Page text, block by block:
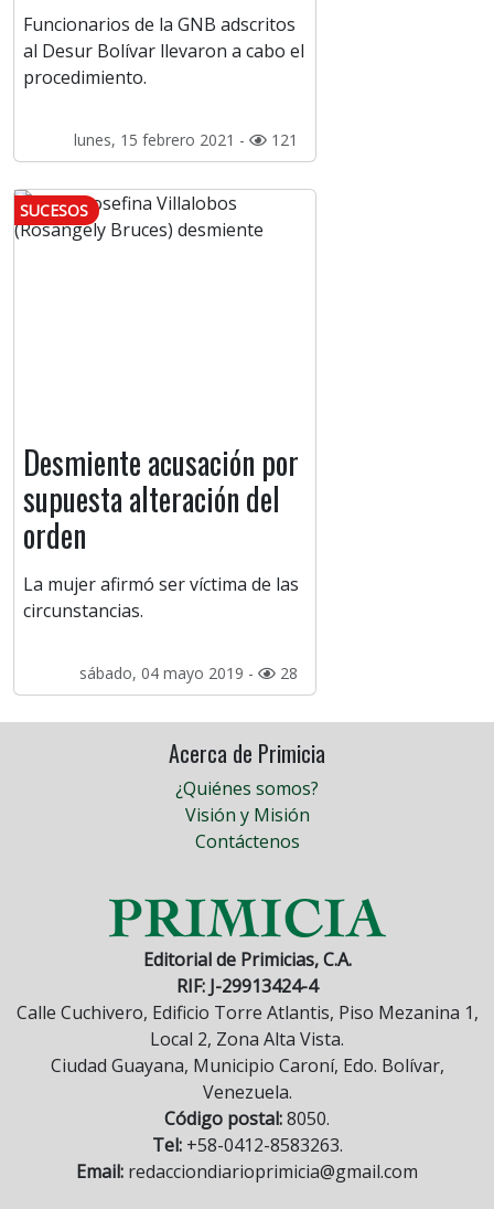
Funcionarios de la GNB adscritos
al Desur Bolívar llevaron a cabo el
procedimiento.
lunes, 15 febrero 2021 - 121
SUCESOS
Desmiente acusación por
supuesta alteración del
orden
La mujer afirmó ser víctima de las
circunstancias.
sábado, 04 mayo 2019 - 28
Acerca de Primicia
¿Quiénes somos?
Visión y Misión
Contáctenos
Editorial de Primicias, C.A.
RIF: J-29913424-4
Calle Cuchivero, Edificio Torre Atlantis, Piso Mezanina 1,
Local 2, Zona Alta Vista.
Ciudad Guayana, Municipio Caroní, Edo. Bolívar,
Venezuela.
Código postal:8050.
Tel:+58-0412-8583263.
Email: redacciondiarioprimicia@gmail.com